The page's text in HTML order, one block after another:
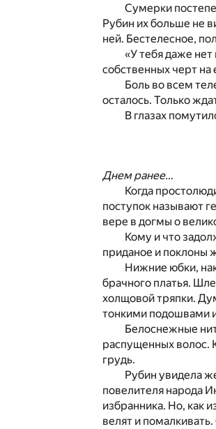
Сумерки
Рубин их больше не
ней. Бестелесное,
«У тебя даже
собственных черт на
Боль во всем
осталось. Только
В глазах
Днем ранее…
Когда
поступок называют
вере в догмы о
Кому и что
приданое и поклоны
Нижние юбки,
брачного платья.
холщовой тряпки.
тонкими подошвами
Белоснежные
распущенных волос.
грудь.
Рубин увидела
повелителя народа
избранника. Но, как
велят и